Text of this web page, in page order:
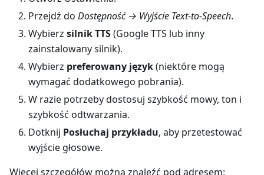
Przejdź do Dostępność → Wyjście Text-to-Speech.
Wybierz silnik TTS(Google TTS lub inny
zainstalowany silnik).
Wybierz preferowany język(niektóre mogą
wymagać dodatkowego pobrania).
W razie potrzeby dostosuj szybkość mowy, ton i
szybkość odtwarzania.
Dotknij Posłuchaj przykładu, aby przetestować
wyjście głosowe.
Więcej szczegółów można znaleźć pod adresem: